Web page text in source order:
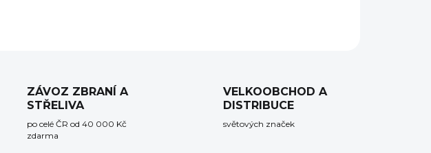
ZÁVOZ ZBRANÍ A
STŘELIVA
po celé ČR od 40 000 Kč
zdarma
VELKOOBCHOD A
DISTRIBUCE
světových značek